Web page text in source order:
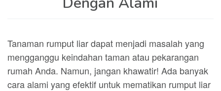
Tanaman rumput liar dapat menjadi masalah yang
mengganggu keindahan taman atau pekarangan
rumah Anda. Namun, jangan khawatir! Ada banyak
cara alami yang efektif untuk mematikan rumput liar